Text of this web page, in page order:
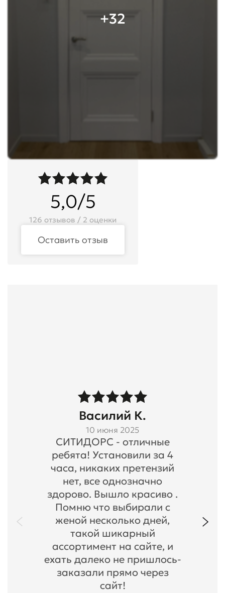
+32
5,0/5
126 отзывов / 2 оценки
Оставить отзыв
Василий К.
10 июня 2025
СИТИДОРС - отличные
ребята! Установили за 4
часа, никаких претензий
нет, все однозначно
здорово. Вышло красиво .
Помню что выбирали с
женой несколько дней,
такой шикарный
ассортимент на сайте, и
ехать далеко не пришлось-
заказали прямо через
сайт!